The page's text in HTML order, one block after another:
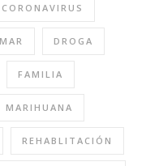
CORONAVIRUS
DROGA
FAMILIA
MARIHUANA
REHABLITACIÓN